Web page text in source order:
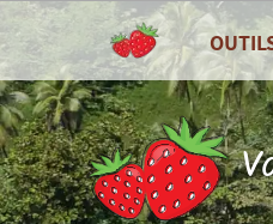
TOUS
Tableau